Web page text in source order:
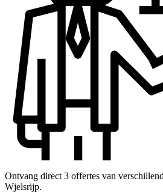
Ontvang direct 3 offertes van
Wjelsrijp.